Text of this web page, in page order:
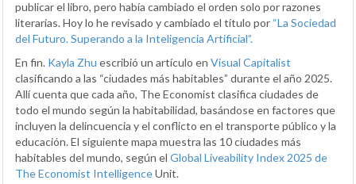
publicar el libro, pero había cambiado el orden solo por razones
literarias. Hoy lo he revisado y cambiado el título por “La Sociedad
del Futuro. Superando a la Inteligencia Artificial”.
En fin. Kayla Zhu escribió un artículo en Visual Capitalist
clasificando a las “ciudades más habitables” durante el año 2025.
Allí cuenta que cada año, The Economist clasifica ciudades de
todo el mundo según la habitabilidad, basándose en factores que
incluyen la delincuencia y el conflicto en el transporte público y la
educación. El siguiente mapa muestra las 10 ciudades más
habitables del mundo, según el Global Liveability Index 2025 de
The Economist IntelligenceUnit.